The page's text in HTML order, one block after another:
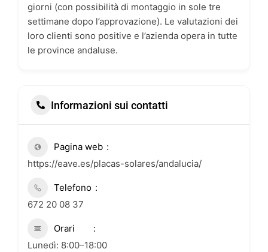
giorni (con possibilità di montaggio in sole tre
settimane dopo l’approvazione). Le valutazioni dei
loro clienti sono positive e l’azienda opera in tutte
le province andaluse.
Informazioni sui contatti
Pagina web
https://eave.es/placas-solares/andalucia/
Telefono
672 20 08 37
Orari
Lunedì: 8:00–18:00